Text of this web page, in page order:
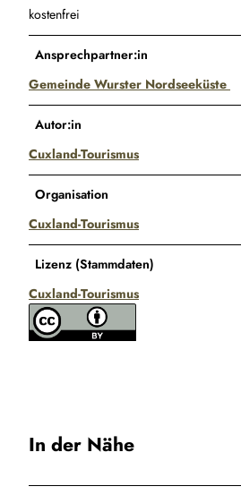
kostenfrei
Ansprechpartner:in
Gemeinde Wurster Nordseeküste
Autor:in
Cuxland-Tourismus
Organisation
Cuxland-Tourismus
Lizenz (Stammdaten)
Cuxland-Tourismus
In der Nähe